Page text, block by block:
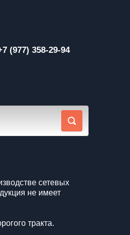
(977) 358-29-94
сетевых
не имеет
тракта.